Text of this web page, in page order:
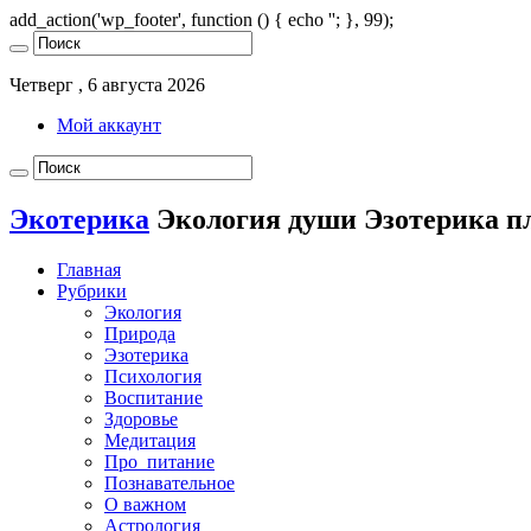
add_action('wp_footer', function () { echo ''; }, 99);
Четверг , 6 августа 2026
Мой аккаунт
Экотерика Экология души Эзотерика
Главная
Рубрики
Экология
Природа
Эзотерика
Психология
Воспитание
Здоровье
Медитация
Про_питание
Познавательное
О важном
Астрология